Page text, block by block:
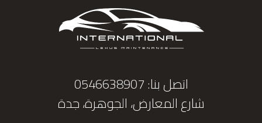
اتصل بنا: 0546638907
شارع المعارض، الجوهرة، جدة